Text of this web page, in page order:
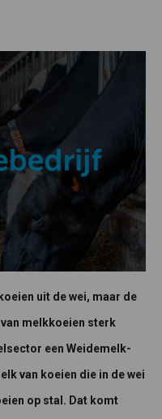
uit de wei, maar de
melkkoeien sterk
een Weidemelk-
van koeien die in de wei
op stal. Dat komt